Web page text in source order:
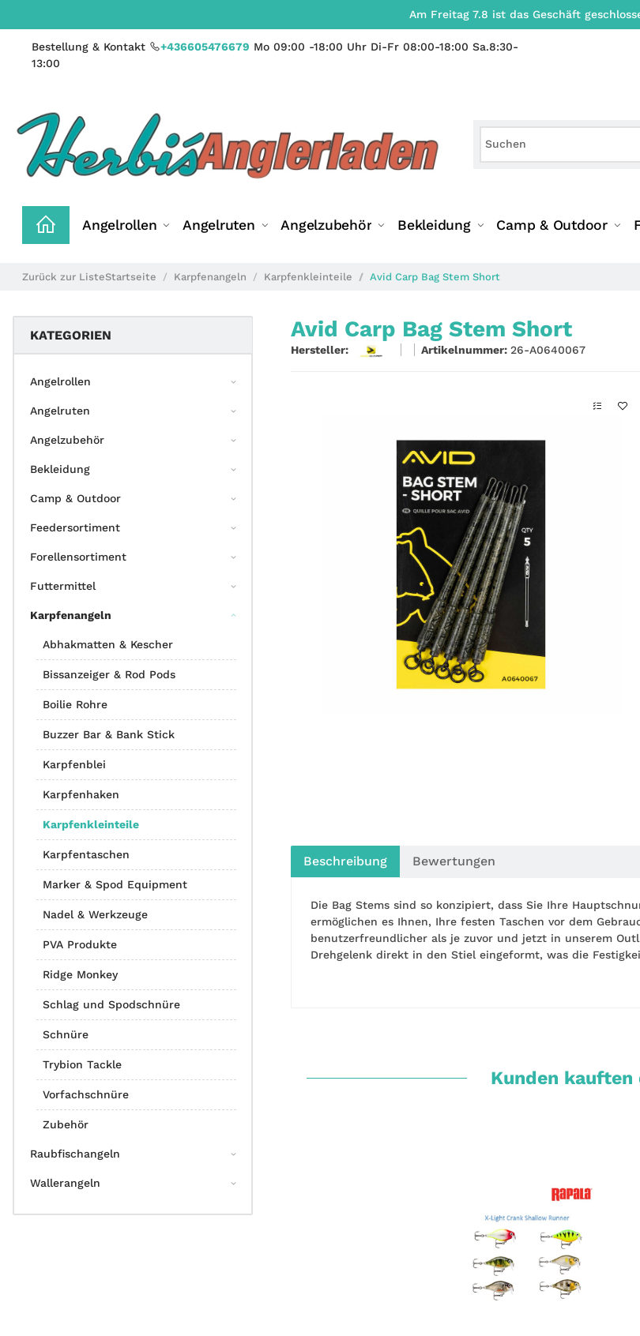
Am Freitag 7.8 ist das Geschäft
Bestellung & Kontakt +436605476679 Mo 09:00 -18:00 Uhr Di-Fr 08:00-18:00 Sa.8:30-
13:00
Angelrollen Angelruten Angelzubehör Bekleidung Camp & Outdoor
Zurück zur ListeStartseite Karpfenangeln Karpfenkleinteile Avid Carp Bag Stem Short
Avid Carp Bag Stem Short
Hersteller: Artikelnummer: 26-A0640067
Beschreibung Bewertungen
Die Bag Stems sind so konzipiert, dass Sie Ihre
ermöglichen es Ihnen, Ihre festen Taschen vor dem
benutzerfreundlicher als je zuvor und jetzt in unserem
Drehgelenk direkt in den Stiel eingeformt, was die
Kunden
KATEGORIEN
Angelrollen
Angelruten
Angelzubehör
Bekleidung
Camp & Outdoor
Feedersortiment
Forellensortiment
Futtermittel
Karpfenangeln
Abhakmatten & Kescher
Bissanzeiger & Rod Pods
Boilie Rohre
Buzzer Bar & Bank Stick
Karpfenblei
Karpfenhaken
Karpfenkleinteile
Karpfentaschen
Marker & Spod Equipment
Nadel & Werkzeuge
PVA Produkte
Ridge Monkey
Schlag und Spodschnüre
Schnüre
Trybion Tackle
Vorfachschnüre
Zubehör
Raubfischangeln
Wallerangeln